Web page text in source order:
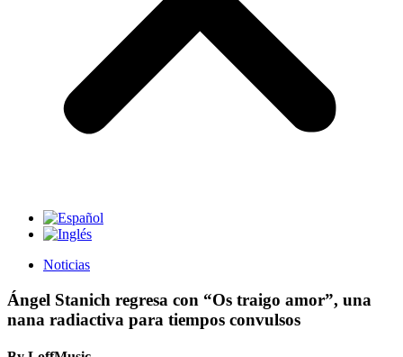
Noticias
Ángel Stanich regresa con “Os traigo amor”, una
nana radiactiva para tiempos convulsos